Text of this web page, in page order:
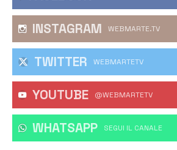
INSTAGRAM WEBMARTE.TV
TWITTER WEBMARTETV
YOUTUBE @WEBMARTETV
WHATSAPP ‎SEGUI IL CANALE